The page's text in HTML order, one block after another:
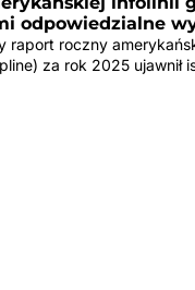
odpowiedzialne
raport roczny
za rok 2025 ujawnił